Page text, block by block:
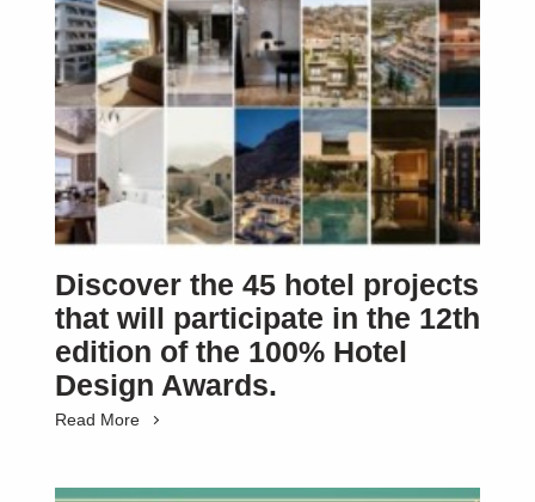
Discover the 45 hotel projects
that will participate in the 12th
edition of the 100% Hotel
Design Awards.
Read More